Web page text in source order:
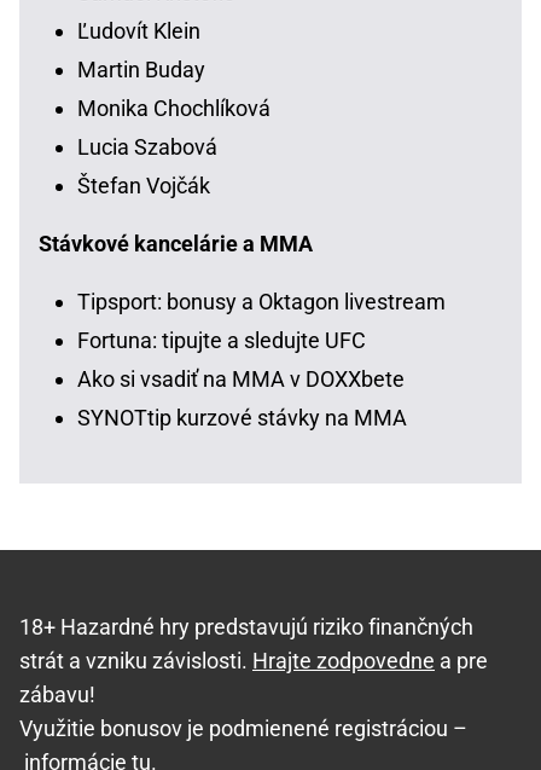
Ľudovít Klein
Martin Buday
Monika Chochlíková
Lucia Szabová
Štefan Vojčák
Stávkové kancelárie a MMA
Tipsport: bonusy a Oktagon livestream
Fortuna: tipujte a sledujte UFC
Ako si vsadiť na MMA v DOXXbete
SYNOTtip kurzové stávky na MMA
18+ Hazardné hry predstavujú riziko finančných
strát a vzniku závislosti. Hrajte zodpovedne a pre
zábavu!
Využitie bonusov je podmienené registráciou –
informácie tu.